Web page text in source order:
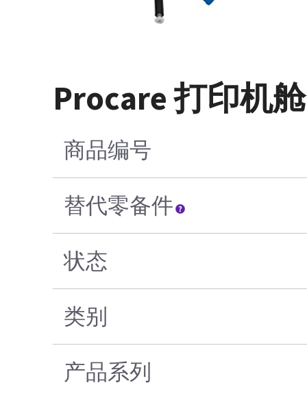
Procare 打印机
商品编号
替代零备件
状态
类别
产品系列